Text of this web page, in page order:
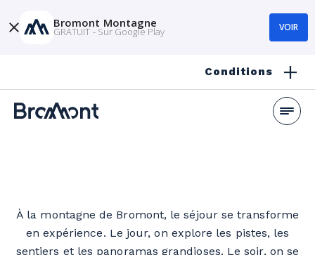
Conditions
À la montagne de Bromont, le séjour se transforme
en expérience. Le jour, on explore les pistes, les
sentiers et les panoramas grandioses. Le soir, on se
Bromont Montagne
GRATUIT - Sur Google Play VOIR